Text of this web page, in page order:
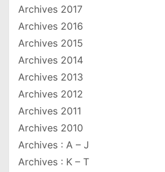
Archives 2017
Archives 2016
Archives 2015
Archives 2014
Archives 2013
Archives 2012
Archives 2011
Archives 2010
Archives : A – J
Archives : K – T